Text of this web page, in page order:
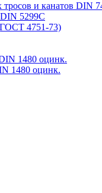
и канатов DIN
5299C
4751-73)
1480 оцинк.
1480 оцинк.